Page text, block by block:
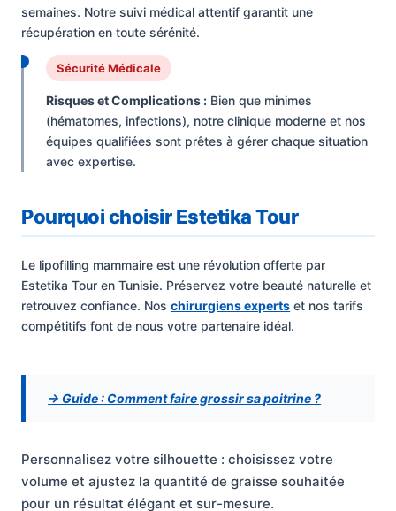
semaines. Notre suivi médical attentif garantit une
récupération en toute sérénité.
Sécurité Médicale
Risques et Complications : Bien que minimes
(hématomes, infections), notre clinique moderne et nos
équipes qualifiées sont prêtes à gérer chaque situation
avec expertise.
Pourquoi choisir Estetika Tour
Le lipofilling mammaire est une révolution offerte par
Estetika Tour en Tunisie. Préservez votre beauté naturelle et
retrouvez confiance. Noschirurgiens experts et nos tarifs
compétitifs font de nous votre partenaire idéal.
→ Guide : Comment faire grossir sa poitrine ?
Personnalisez votre silhouette : choisissez votre
volume et ajustez la quantité de graisse souhaitée
pour un résultat élégant et sur-mesure.